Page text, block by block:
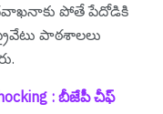
పోతే పేదోడికి
పాఠశాలలు
: బీజేపీ చీఫ్